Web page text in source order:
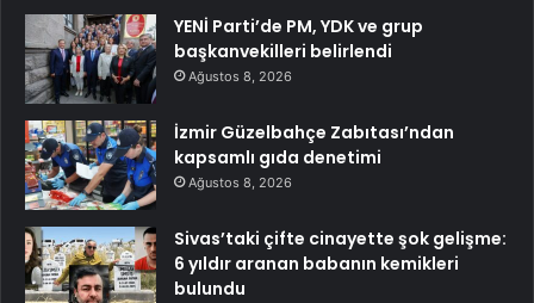
YENİ Parti’de PM, YDK ve grup
başkanvekilleri belirlendi
Ağustos 8, 2026
İzmir Güzelbahçe Zabıtası’ndan
kapsamlı gıda denetimi
Ağustos 8, 2026
Sivas’taki çifte cinayette şok gelişme:
6 yıldır aranan babanın kemikleri
bulundu